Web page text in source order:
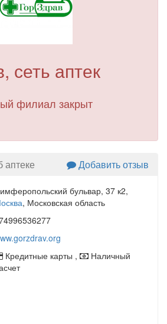
сеть аптек
филиал закрыт
Добавить отзыв
бульвар, 37 к2,
, Московская область
Кредитные карты ,
Наличный